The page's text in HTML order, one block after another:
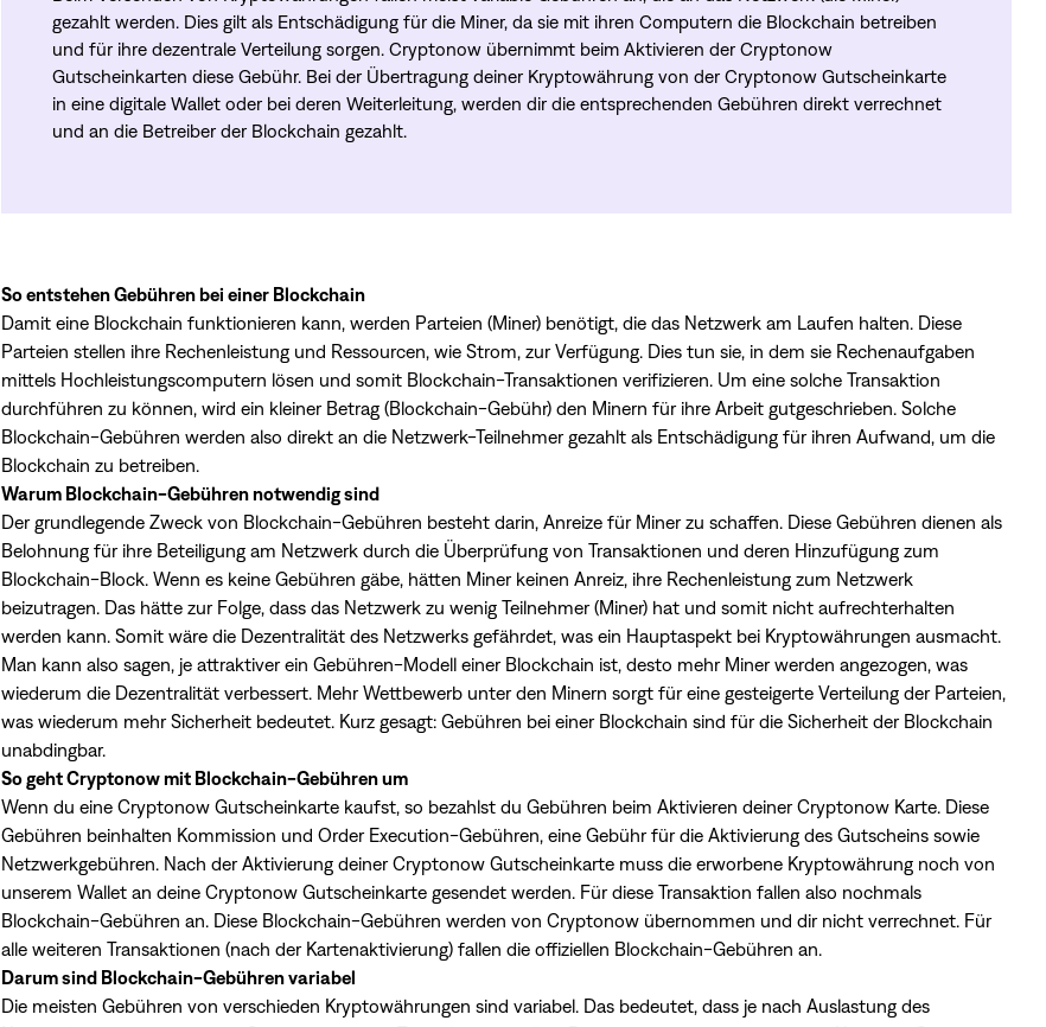
gezahlt werden. Dies gilt als Entschädigung für die Miner, da sie mit ihren Computern die Blockchain betreiben
und für ihre dezentrale Verteilung sorgen. Cryptonow übernimmt beim Aktivieren der Cryptonow
Gutscheinkarten diese Gebühr. Bei der Übertragung deiner Kryptowährung von der Cryptonow Gutscheinkarte
in eine digitale Wallet oder bei deren Weiterleitung, werden dir die entsprechenden Gebühren direkt verrechnet
und an die Betreiber der Blockchain gezahlt.
So entstehen Gebühren bei einer Blockchain
Damit eine Blockchain funktionieren kann, werden Parteien (Miner) benötigt, die das Netzwerk am Laufen halten. Diese
Parteien stellen ihre Rechenleistung und Ressourcen, wie Strom, zur Verfügung. Dies tun sie, in dem sie Rechenaufgaben
mittels Hochleistungscomputern lösen und somit Blockchain-Transaktionen verifizieren. Um eine solche Transaktion
durchführen zu können, wird ein kleiner Betrag (Blockchain-Gebühr) den Minern für ihre Arbeit gutgeschrieben. Solche
Blockchain-Gebühren werden also direkt an die Netzwerk-Teilnehmer gezahlt als Entschädigung für ihren Aufwand, um die
Blockchain zu betreiben.
Warum Blockchain-Gebühren notwendig sind
Der grundlegende Zweck von Blockchain-Gebühren besteht darin, Anreize für Miner zu schaffen. Diese Gebühren dienen als
Belohnung für ihre Beteiligung am Netzwerk durch die Überprüfung von Transaktionen und deren Hinzufügung zum
Blockchain-Block. Wenn es keine Gebühren gäbe, hätten Miner keinen Anreiz, ihre Rechenleistung zum Netzwerk
beizutragen. Das hätte zur Folge, dass das Netzwerk zu wenig Teilnehmer (Miner) hat und somit nicht aufrechterhalten
werden kann. Somit wäre die Dezentralität des Netzwerks gefährdet, was ein Hauptaspekt bei Kryptowährungen ausmacht.
Man kann also sagen, je attraktiver ein Gebühren-Modell einer Blockchain ist, desto mehr Miner werden angezogen, was
wiederum die Dezentralität verbessert. Mehr Wettbewerb unter den Minern sorgt für eine gesteigerte Verteilung der Parteien,
was wiederum mehr Sicherheit bedeutet. Kurz gesagt: Gebühren bei einer Blockchain sind für die Sicherheit der Blockchain
unabdingbar.
So geht Cryptonow mit Blockchain-Gebühren um
Wenn du eine Cryptonow Gutscheinkarte kaufst, so bezahlst du Gebühren beim Aktivieren deiner Cryptonow Karte. Diese
Gebühren beinhalten Kommission und Order Execution-Gebühren, eine Gebühr für die Aktivierung des Gutscheins sowie
Netzwerkgebühren. Nach der Aktivierung deiner Cryptonow Gutscheinkarte muss die erworbene Kryptowährung noch von
unserem Wallet an deine Cryptonow Gutscheinkarte gesendet werden. Für diese Transaktion fallen also nochmals
Blockchain-Gebühren an. Diese Blockchain-Gebühren werden von Cryptonow übernommen und dir nicht verrechnet. Für
alle weiteren Transaktionen (nach der Kartenaktivierung) fallen die offiziellen Blockchain-Gebühren an.
Darum sind Blockchain-Gebühren variabel
Die meisten Gebühren von verschieden Kryptowährungen sind variabel. Das bedeutet, dass je nach Auslastung des